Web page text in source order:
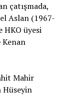
çatışmada,
Aslan (1967-
HKO üyesi
Kenan
Mahir
Hüseyin